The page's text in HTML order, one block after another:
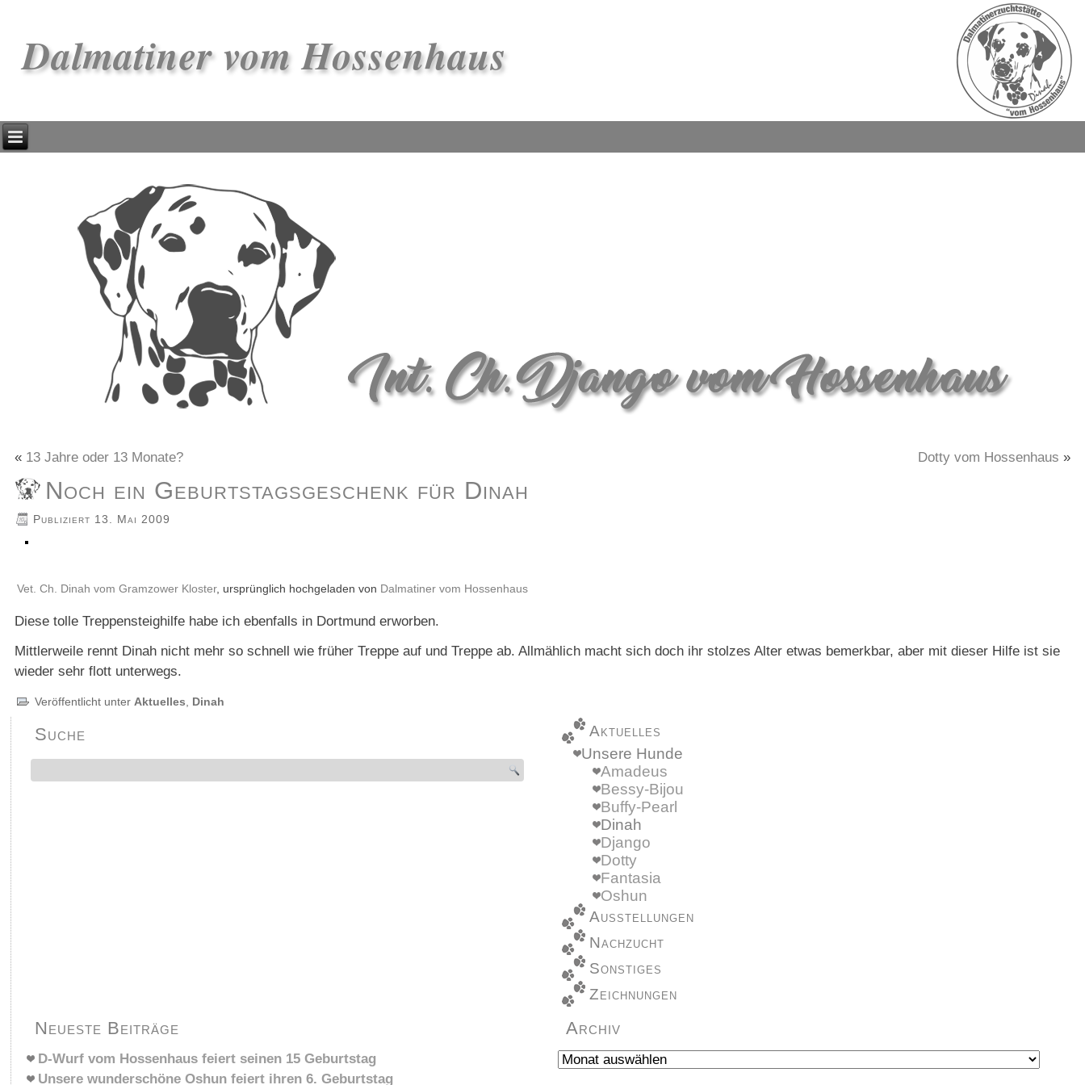
Dalmatiner vom Hossenhaus
« 13 Jahre oder 13 Monate? Dotty vom Hossenhaus »
Noch ein Geburtstagsgeschenk für Dinah
Publiziert 13. Mai 2009
Vet. Ch. Dinah vom Gramzower Kloster, ursprünglich hochgeladen von Dalmatiner vom Hossenhaus
Diese tolle Treppensteighilfe habe ich ebenfalls in Dortmund erworben.
Mittlerweile rennt Dinah nicht mehr so schnell wie früher Treppe auf und Treppe ab. Allmählich macht sich doch ihr stolzes Alter etwas bemerkbar, aber mit dieser Hilfe ist sie
wieder sehr flott unterwegs.
Veröffentlicht unter Aktuelles, Dinah
Suche
Aktuelles
Unsere Hunde
Amadeus
Bessy-Bijou
Buffy-Pearl
Dinah
Django
Dotty
Fantasia
Oshun
Ausstellungen
Nachzucht
Sonstiges
Zeichnungen
Neueste Beiträge
D-Wurf vom Hossenhaus feiert seinen 15 Geburtstag
Unsere wunderschöne Oshun feiert ihren 6. Geburtstag
Archiv
Archiv